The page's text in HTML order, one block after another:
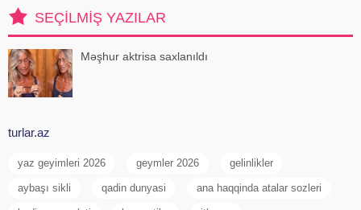
gözlənilmədə
SEÇILMIŞ YAZILAR
Məşhur aktrisa saxlanıldı
turlar.az
yaz geyimleri 2026 geymler 2026 gelinlikler
aybaşı sikli qadin dunyasi ana haqqinda atalar sozleri